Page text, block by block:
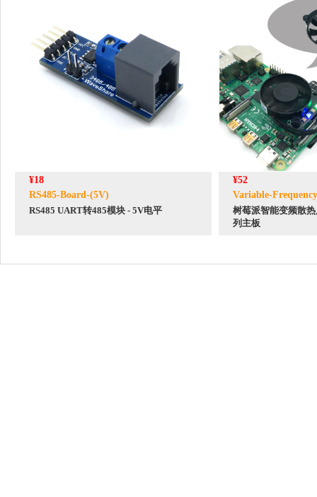
¥18
RS485-Board-(5V)
RS485 UART转485模块 - 5V电平
¥52
Variable-
树莓派智能变频散
列主板